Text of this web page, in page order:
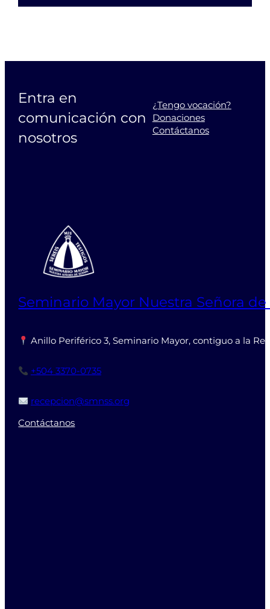
Entra en
comunicación con
nosotros
¿Tengo vocación?
Donaciones
Contáctanos
Seminario Mayor Nuestra Señora de
Anillo Periférico 3, Seminario Mayor, contiguo a la
+504 3370-0735
recepcion@smnss.org
Contáctanos